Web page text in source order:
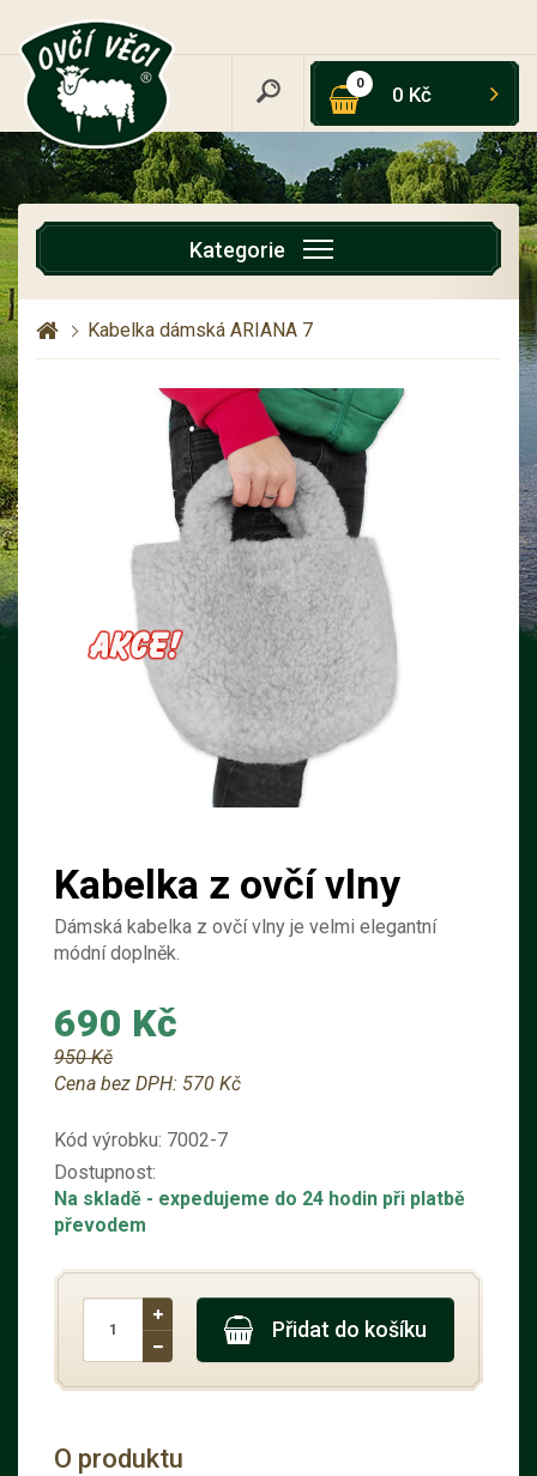
0 0 Kč
Kategorie
Kabelka dámská ARIANA 7
Kabelka z ovčí vlny
Dámská kabelka z ovčí vlny je velmi elegantní
módní doplněk.
690 Kč
950 Kč
Cena bez DPH: 570 Kč
Kód výrobku: 7002-7
Dostupnost:
Na skladě - expedujeme do 24 hodin při platbě
převodem
Přidat do košíku
O produktu